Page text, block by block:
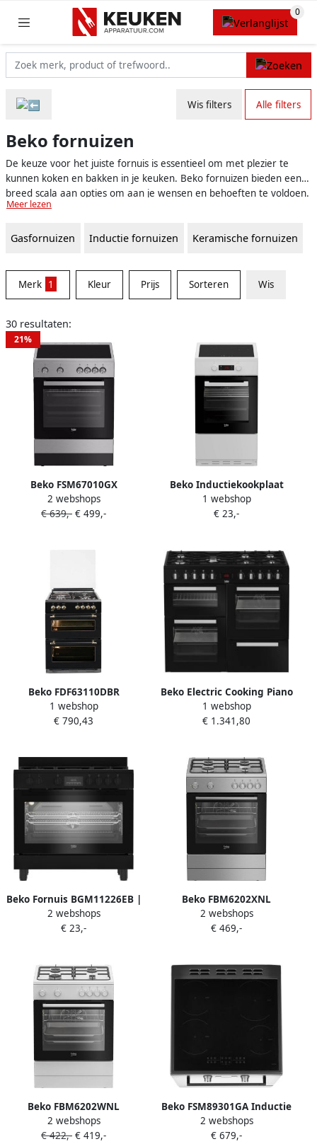
Wis filters Alle filters
Beko fornuizen
De keuze voor het juiste fornuis is essentieel om met plezier te
kunnen koken en bakken in je keuken. Beko fornuizen bieden een
breed scala aan opties om aan je wensen en behoeften te voldoen.
Gemaakt van hoogwaardige materialen en ontworpen met het
keuken, ongeacht de grootte of stijl. Er zijn diverse soorten
waardoor je altijd een Beko fornuis kunt vinden dat perfect bij jouw
kookstijl past.
Meer lezen
Gasfornuizen Inductie fornuizen Keramische fornuizen
Merk 1 Kleur Prijs Sorteren Wis
30 resultaten:
21%
Beko FSM67010GX
Keramisch fornuis Zwart
2 webshops
€ 639,- € 499,-
Beko Inductiekookplaat
FSM58301WC 3 branders 0
92 kwh cyclus 50cm
1 webshop
€ 23,-
Beko FDF63110DBR
Gecombineerd gas
elektrisch fornuis 4 zones
1 webshop
€ 790,43
Beko Electric Cooking Piano
6 Gas + 1 WOK 100 cm
PF335325DB
1 webshop
€ 1.341,80
Beko Fornuis BGM11226EB |
Gasfornuizen |
Keuken&Koken Fornuizen |
2 webshops
€ 23,-
Beko FBM6202XNL
AeroPerfect – Vrijstaand
Gasfornuis – 60 cm – 4
Oven – Inox – 66L –
2 webshops
€ 469,-
Beko FBM6202WNL
AeroPerfect Gasfornuis met
elektrische oven 66 liter
2 webshops
€ 422,- € 419,-
Beko FSM89301GA Inductie
Elektrisch Fornuis
2 webshops
€ 679,-